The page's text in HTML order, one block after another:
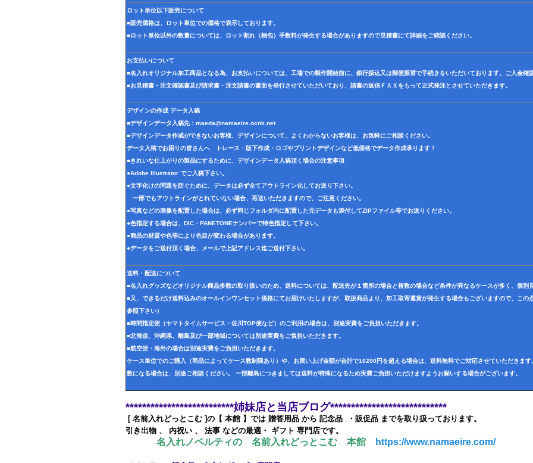
ロット単位以下販売について
■販売価格は、ロット単位での価格で表示しております。
■ロット単位以外の数量については、ロット割れ（梱包）手数料が発生する場合がありますので見積書にて詳細をご確認ください。
お支払いについて
■名入れオリジナル加工商品となる為、お支払いについては、工場での製作開始前に、銀行振込又は郵便振替で手続きをいただいております。ご入金確
■お見積書・注文確認書及び請求書・注文請書の書面を発行させていただいており、請書の返信ＦＡＸをもって正式発注とさせていただきます。
デザインの作成 データ入稿
■デザインデータ入稿先： maeda@namaeire.ocnk.net
■デザインデータ作成ができないお客様、デザインについて、よくわからないお客様は、お気軽にご相談ください。
データ入稿でお困りの皆さんへ トレース・版下作成・ロゴやプリントデザインなど低価格でデータ作成承ります！
■きれいな仕上がりの製品にするために、デザインデータ入稿頂く場合の注意事項
●Adobe Illustrator でご入稿下さい。
●文字化けの問題を防ぐために、データは必ず全てアウトライン化してお送り下さい。
一部でもアウトラインがとれていない場合、再送いただきますので、ご注意ください。
●写真などの画像を配置した場合は、必ず同じフォルダ内に配置した元データも添付してZIPファイル等でお送りください。
●色指定する場合は、DIC・PANETONEナンバーで特色指定して下さい。
●商品の材質や色等により色目が変わる場合があります。
●データをご送付頂く場合、メールで上記アドレス迄ご送付下さい。
送料・配送について
■名入れグッズなどオリジナル商品多数の取り扱いのため、送料については、配送先が１箇所の場合と複数の場合など条件が異なるケースが多く、個別
■又、できるだけ送料込みのオールインワンセット価格にてお届けいたしますが、取扱商品より、加工取寄運賃が発生する場合もございますので、こ
参照下さい）
■時間指定便（ヤマトタイムサービス・佐川TOP便など）のご利用の場合は、別途実費をご負担いただきます。
■北海道、沖縄県、離島及び一部地域については別途実費をご負担いただきます。
■航空便・海外の場合は別途実費をご負担いただきます。
ケース単位でのご購入（商品によってケース数制限あり）や、お買い上げ金額が合計で16200円を超える場合は、送料無料でご対応させていただきま
数になる場合は、別途ご相談ください。 一部離島につきましては送料が特殊になるため実費ご負担いただけますようお願いする場合がございます。
**************************姉妹店と当店ブログ****************************
[ 名前入れどっとこむ ]の【 本館 】では 贈答用品 から 記念品 ・販促品 までを取り扱っております。
引き出物 、 内祝い 、 法事 などの最適・ ギフト 専門店です。
名入れノベルティの 名前入れどっとこむ 本館 https://www.namaeire.com/